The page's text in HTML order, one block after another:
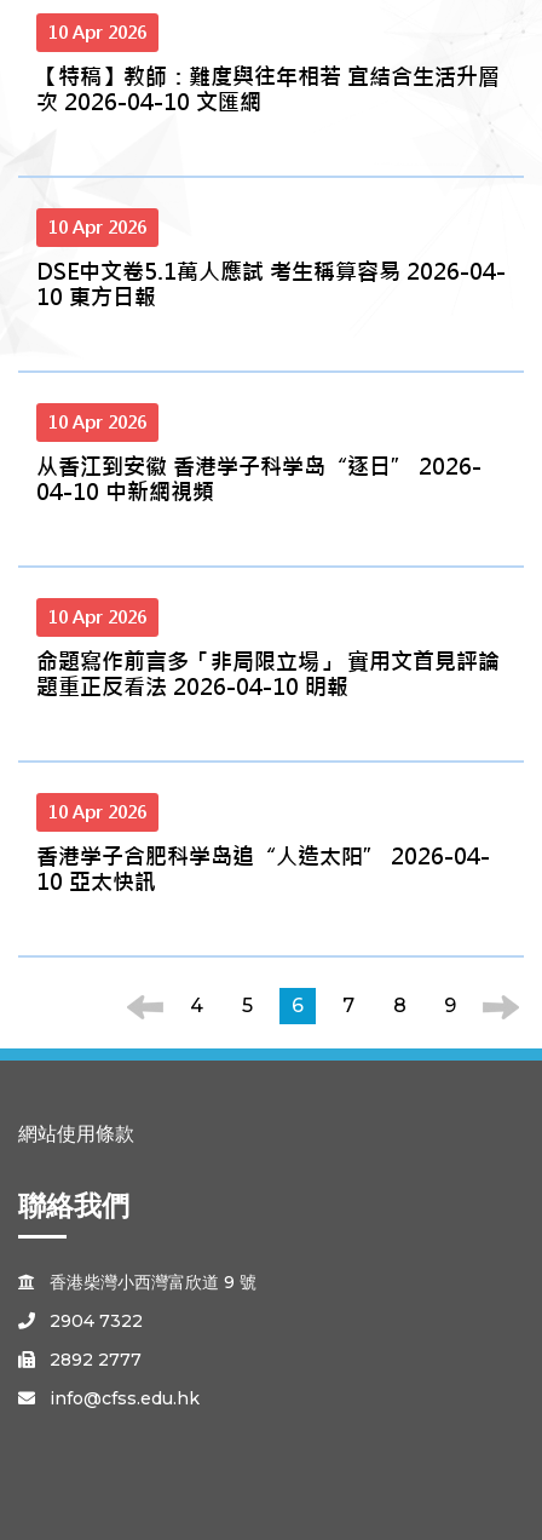
10 Apr 2026
【特稿】教師：難度與往年相若 宜結合生活升層
次 2026-04-10 文匯網
10 Apr 2026
DSE中文卷5.1萬人應試 考生稱算容易 2026-04-
10 東方日報
10 Apr 2026
从香江到安徽 香港学子科学岛“逐日” 2026-
04-10 中新網視頻
10 Apr 2026
命題寫作前言多「非局限立場」 實用文首見評論
題重正反看法 2026-04-10 明報
10 Apr 2026
香港学子合肥科学岛追“人造太阳” 2026-04-
10 亞太快訊
4 5 6 7 8 9
網站使用條款
聯絡我們
 香港柴灣小西灣富欣道 9 號
 2904 7322
 2892 2777
 info@cfss.edu.hk